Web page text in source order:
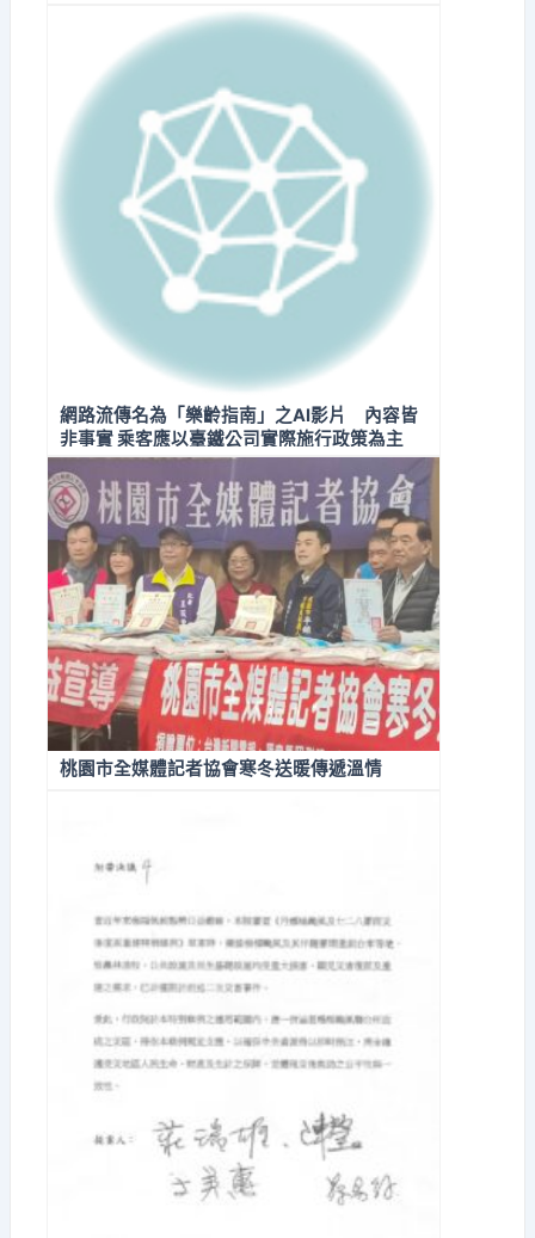
網路流傳名為「樂齡指南」之AI影片 內容皆
非事實 乘客應以臺鐵公司實際施行政策為主
秉持「不轉傳、不輕信」原則 避免受騙或被
誤導
桃園市全媒體記者協會寒冬送暖傳遞溫情